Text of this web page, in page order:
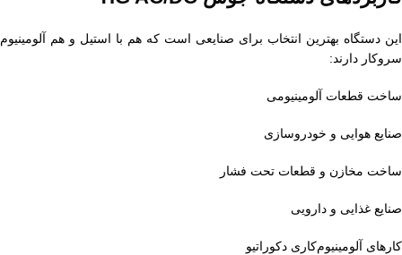
این دستگاه بهترین انتخاب برای صنایعی است که هم با استیل و هم آلومینیوم
سروکار دارند:
ساخت قطعات آلومینیومی
صنایع هوایی و خودروسازی
ساخت مخازن و قطعات تحت فشار
صنایع غذایی و دارویی
کارهای آلومینیوم‌کاری دکوراتیو